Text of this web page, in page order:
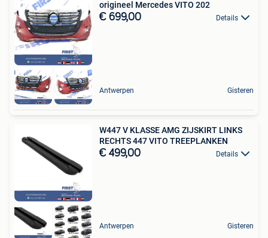
origineel Mercedes VITO 202
€ 699,00 Details
Antwerpen Gisteren
W447 V KLASSE AMG ZIJSKIRT LINKS
RECHTS 447 VITO TREEPLANKEN
€ 499,00 Details
Antwerpen Gisteren